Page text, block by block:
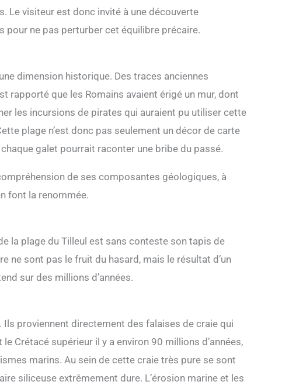
Le visiteur est donc invité à une découverte
pour ne pas perturber cet équilibre précaire.
dimension historique. Des traces anciennes
que les Romains avaient érigé un mur, dont
les incursions de pirates qui auraient pu utiliser cette
plage n’est donc pas seulement un décor de carte
galet pourrait raconter une bribe du passé.
de ses composantes géologiques, à
font la renommée.
la plage du Tilleul est sans conteste son tapis de
ne sont pas le fruit du hasard, mais le résultat d’un
sur des millions d’années.
. Ils proviennent directement des falaises de craie qui
Crétacé supérieur il y a environ 90 millions d’années,
marins. Au sein de cette craie très pure se sont
siliceuse extrêmement dure. L’érosion marine et les